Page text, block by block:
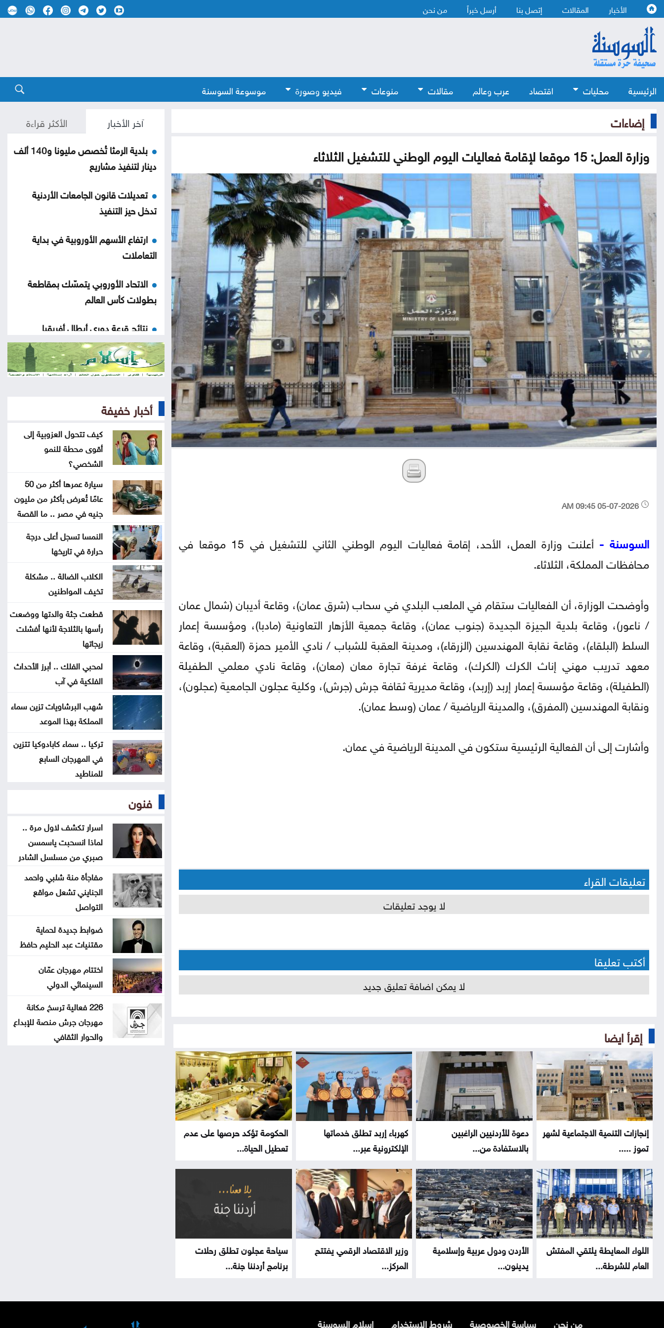
الأخبار المقالات إتصل بنا أرسل خبراً من نحن
الرئيسية محليات اقتصاد عرب وعالم مقالات منوعات فيديو وصورة موسوعة السوسنة
إضاءات
وزارة العمل: 15 موقعا لإقامة فعاليات اليوم الوطني للتشغيل الثلاثاء
السوسنة -
أعلنت وزارة العمل، الأحد، إقامة فعاليات اليوم الوطني الثاني للتشغيل في 15 موقعا في
محافظات المملكة، الثلاثاء.
وأوضحت الوزارة، أن الفعاليات ستقام في الملعب البلدي في سحاب (شرق عمان)، وقاعة أديبان (شمال عمان
/ ناعور)، وقاعة بلدية الجيزة الجديدة (جنوب عمان)، وقاعة جمعية الأزهار التعاونية (مادبا)، ومؤسسة إعمار
السلط (البلقاء)، وقاعة نقابة المهندسين (الزرقاء)، ومدينة العقبة للشباب / نادي الأمير حمزة (العقبة)، وقاعة
معهد تدريب مهني إناث الكرك (الكرك)، وقاعة غرفة تجارة معان (معان)، وقاعة نادي معلمي الطفيلة
(الطفيلة)، وقاعة مؤسسة إعمار إربد (إربد)، وقاعة مديرية ثقافة جرش (جرش)، وكلية عجلون الجامعية (عجلون)،
ونقابة المهندسين (المفرق)، والمدينة الرياضية / عمان (وسط عمان).
وأشارت إلى أن الفعالية الرئيسية ستكون في المدينة الرياضية في عمان.
تعليقات القراء
لا يوجد تعليقات
أكتب تعليقا
لا يمكن اضافة تعليق جديد
إقرأ ايضا
إنجازات التنمية الاجتماعية لشهر
تموز .....
دعوة للأردنيين الراغبين
بالاستفادة من...
كهرباء إربد تطلق خدماتها
الإلكترونية عبر...
الحكومة تؤكد حرصها على عدم
تعطيل الحياة...
اللواء المعايطة يلتقي المفتش
العام للشرطة...
الأردن ودول عربية وإسلامية
يدينون...
وزير الاقتصاد الرقمي يفتتح
المركز...
سياحة عجلون تطلق رحلات
برنامج أردننا جنة...
آخر الأخبار الأكثر قراءة
بلدية الرمثا تُخصص مليونا و140 ألف
دينار لتنفيذ مشاريع
تعديلات قانون الجامعات الأردنية
تدخل حيز التنفيذ
ارتفاع الأسهم الأوروبية في بداية
التعاملات
الاتحاد الأوروبي يتمسّك بمقاطعة
بطولات كأس العالم
نتائج قرعة دوري أبطال أفريقيا
والكونفيدرالية
تعميم بفرض رسوم على مواقف
إنجازات التنمية الاجتماعية لشهر تموز
.. تقرير
دعوة للأردنيين الراغبين بالاستفادة من
خدمات الضمان الإلكترونية
ضبط بئر مخالفة واعتداءات على المياه
بوادي السير ومعان
افتتاح مركز الخدمات الحكومي في
عجلون
إغلاق باب التسجيل للمشاركة في
معرض الكتاب
فيدان يستنكر الهجمات الإسرائيلية
على سوريا
السعايدة يبحث مع علاوي تعزيز
التعاون البرلماني
كيف تتحول العزوبية إلى أقوى محطة
للنمو الشخصي؟
هدية مجانية للجيولوجيا الكوكبية:
في فهم أسرار القمر
أخبار خفيفة
كيف تتحول العزوبية إلى
أقوى محطة للنمو
الشخصي؟
سيارة عمرها أكثر من 50
عامًا تُعرض بأكثر من مليون
جنيه في مصر .. ما القصة
النمسا تسجل أعلى درجة
حرارة في تاريخها
الكلاب الضالة .. مشكلة
تخيف المواطنين
قطعت جثة والدتها ووضعت
رأسها بالثلاجة لأنها أفشلت
زيجاتها
لمحبي الفلك .. أبرز الأحداث
الفلكية في آب
شهب البرشاويات تزين سماء
المملكة بهذا الموعد
تركيا .. سماء كابادوكيا تتزين
في المهرجان السابع
للمناطيد
فنون
اسرار تكشف لاول مرة ..
لماذا انسحبت ياسمسن
صبري من مسلسل الشادر
مفاجأة منة شلبي واحمد
الجنايني تشعل مواقع
التواصل
ضوابط جديدة لحماية
مقتنيات عبد الحليم حافظ
اختتام مهرجان عمّان
السينمائي الدولي
226 فعالية ترسخ مكانة
مهرجان جرش منصة للإبداع
والحوار الثقافي
من نحن سياسة الخصوصية شروط الاستخدام اسلام السوسنة